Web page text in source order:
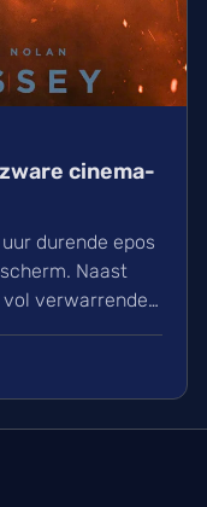
cinema-
durende epos
Naast
verwarrende
praktische